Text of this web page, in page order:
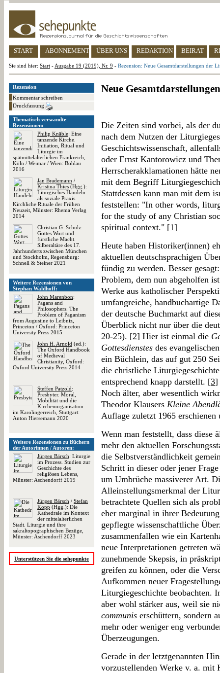
START ABONNEMENT ÜBER UNS REDAKTION BEIRAT
Sie sind hier: Start - Ausgabe 19 (2019), Nr. 9 - Rezension: Neue Gesamtdarstellungen der
Rezension
Kommentar schreiben
Druckfassung
Thematisch verwandte
Rezensionen:
Philip Knäble: Eine
tanzende Kirche.
Initiation, Ritual und
Liturgie im
spätmittelalterlichen Frankreich,
Köln / Weimar / Wien: Böhlau
2016
Jan Brademann /
Kristina Thies (Hgg.):
Liturgisches Handeln
als soziale Praxis.
Kirchliche Rituale der Frühen
Neuzeit, Münster: Rhema Verlag
2014
Christian G. Schulz:
Gottes Wort und
fürstliche Macht.
Silberaltäre des 17.
Jahrhunderts zwischen München
und Stockholm, Regensburg:
Schnell & Steiner 2021
Weitere Rezensionen von
Stephan Waldhoff:
John Marenbon:
Pagans and
Philosophers. The
Problem of Paganism
from Augustine to Leibniz,
Princeton / Oxford: Princeton
University Press 2015
John H. Arnold (ed.):
The Oxford Handbook
of Medieval
Christianity, Oxford:
Oxford University Press 2014
Steffen Patzold:
Presbyter. Moral,
Mobilität und die
Kirchenorganisation
im Karolingerreich, Stuttgart:
Anton Hiersemann 2020
Weitere Rezensionen zu Büchern
der Autorinnen / Autoren:
Jürgen Bärsch: Liturgie
im Prozess. Studien zur
Geschichte des
religiösen Lebens,
Münster: Aschendorff 2019
Jürgen Bärsch / Stefan
Kopp (Hgg.): Die
Kathedrale im Kontext
der mittelalterlichen
Stadt. Liturgie und ihre
sakraltopographischen Bezüge,
Münster: Aschendorff 2023
Unterstützen Sie die sehepunkte
Neue
Die Zeiten sind vorbei, als der
nach dem Nutzen der
Geschichtswissenschaft,
oder Ernst Kantorowicz und
Herrscherakklamationen hätte
mit dem Begriff
Stattdessen kann man mit dem
feststellen: "In other words,
for the study of any Christian
spiritual context." [1]
Heute haben Historiker(innen)
aktuellen deutschsprachigen
fündig zu werden. Besser
Problem, dem nun abgeholfen
Werke aus katholischer
umfangreiche, handbuchartige
der deutsche Buchmarkt auf
Überblick nicht nur über die
20-25). [2] Hier ist einmal die
Gottesdienstes des
ein Büchlein, das auf gut 250
die christliche
entsprechend knapp darstellt. [3]
Noch älter, aber wesentlich
Theodor Klausers Kleine
Auflage zuletzt 1965
Wenn man feststellt, dass diese
mehr den aktuellen
die Selbstverständlichkeit
Schritt in dieser oder jener
um Umbrüche massiverer Art.
Alleinstellungsmerkmal der
betrachtete Quellen sich als
eher marginal in ihrer
gepflegte wissenschaftliche
zusammenfallen wie ein
neue Interpretationen getreten
zunehmende Skepsis, in
greifen zu können, oder die
Aufkommen neuer
Liturgiegeschichte beobachten.
aber wohl stärker aus, weil sie
communis erschüttern, sondern
mehr oder weniger eng
Überzeugungen.
Gerade in der letztgenannten
vorzustellenden Werke v. a. mit